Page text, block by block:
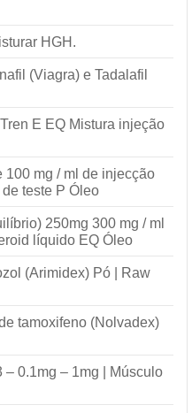
HGH.
(Viagra) e Tadalafil
E EQ Mistura injeção
100 mg / ml de injecção
teste P Óleo
250mg 300 mg / ml
líquido EQ Óleo
(Arimidex) Pó | Raw
tamoxifeno (Nolvadex)
– 0.1mg – 1mg | Músculo